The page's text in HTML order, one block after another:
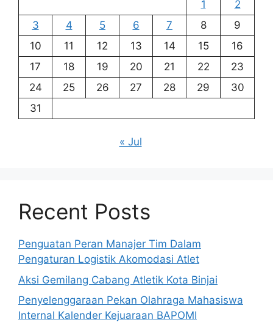
1
2
3
4 5 6 7 8
9
10
11 12 13 14 15
16
17
18 19 20 21 22
23
24
25 26 27 28 29
30
31
« Jul
Recent Posts
Penguatan Peran Manajer Tim Dalam
Pengaturan Logistik Akomodasi Atlet
Aksi Gemilang Cabang Atletik Kota Binjai
Penyelenggaraan Pekan Olahraga Mahasiswa
Internal Kalender Kejuaraan BAPOMI